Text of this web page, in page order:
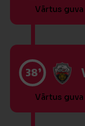
Vārtus guva
38’
Vārtus guva